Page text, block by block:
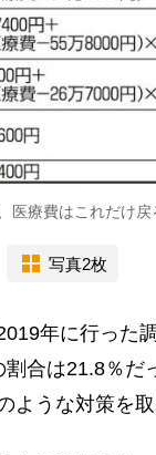
療費はこれだけ戻
写真2枚
年に行った
合は21.8％だ
うな対策を取